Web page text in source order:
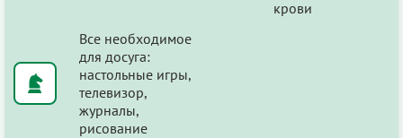
крови
Все необходимое
для досуга:
настольные игры,
телевизор,
журналы,
рисование